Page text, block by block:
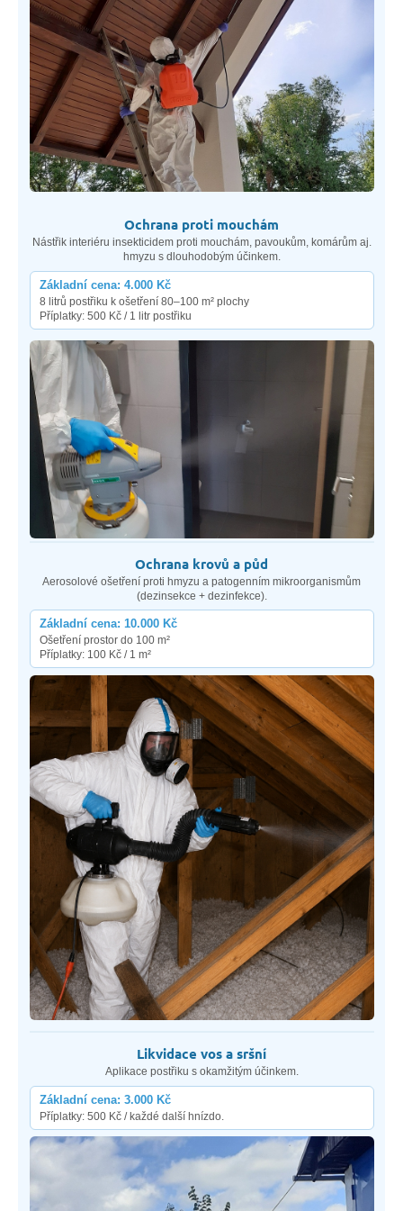
Ochrana proti mouchám
Nástřik interiéru insekticidem proti mouchám, pavoukům, komárům aj.
hmyzu s dlouhodobým účinkem.
Základní cena: 4.000 Kč
8 litrů postřiku k ošetření 80–100 m² plochy
Příplatky: 500 Kč / 1 litr postřiku
Ochrana krovů a půd
Aerosolové ošetření proti hmyzu a patogenním mikroorganismům
(dezinsekce + dezinfekce).
Základní cena: 10.000 Kč
Ošetření prostor do 100 m²
Příplatky: 100 Kč / 1 m²
Likvidace vos a sršní
Aplikace postřiku s okamžitým účinkem.
Základní cena: 3.000 Kč
Příplatky: 500 Kč / každé další hnízdo.